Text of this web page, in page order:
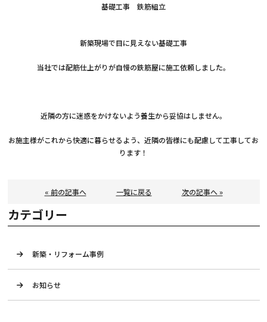
基礎工事 鉄筋組立
新築現場で目に見えない基礎工事
当社では配筋仕上がりが自慢の鉄筋屋に施工依頼しました。
近隣の方に迷惑をかけないよう養生から妥協はしません。
お施主様がこれから快適に暮らせるよう、近隣の皆様にも配慮して工事してお
ります！
« 前の記事へ 一覧に戻る 次の記事へ »
カテゴリー
新築・リフォーム事例
お知らせ